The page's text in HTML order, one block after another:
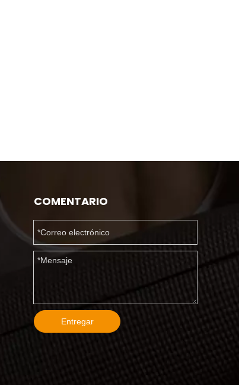
COMENTARIO
Entregar